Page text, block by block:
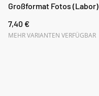
Großformat Fotos (Labor)
7,40 €
MEHR VARIANTEN VERFÜGBAR